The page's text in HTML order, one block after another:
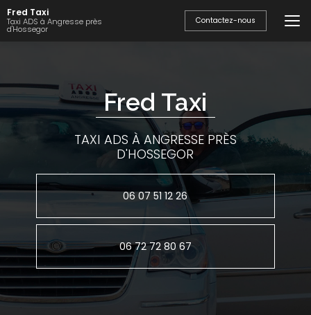
Aller
au
contenu
Fred Taxi
Taxi ADS à Angresse près
d'Hossegor
Contactez-nous
Fred Taxi
TAXI ADS À ANGRESSE PRÈS
D'HOSSEGOR
06 07 51 12 26
06 72 72 80 67